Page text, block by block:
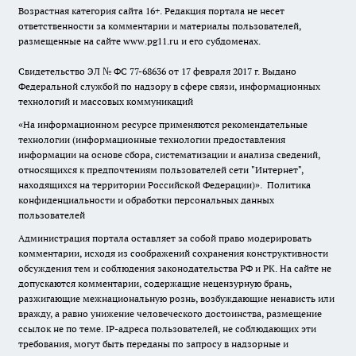
Возрастная категория сайта 16+. Редакция портала не несет
ответственности за комментарии и материалы пользователей,
размещенные на сайте www.pg11.ru и его субдоменах.
Свидетельство ЭЛ № ФС 77-68636 от 17 февраля 2017 г. Выдано
Федеральной службой по надзору в сфере связи, информационных
технологий и массовых коммуникаций
«На информационном ресурсе применяются рекомендательные
технологии (информационные технологии предоставления
информации на основе сбора, систематизации и анализа сведений,
относящихся к предпочтениям пользователей сети "Интернет",
находящихся на территории Российской Федерации)». Политика
конфиденциальности и обработки персональных данных
пользователей
Администрация портала оставляет за собой право модерировать
комментарии, исходя из соображений сохранения конструктивности
обсуждения тем и соблюдения законодательства РФ и РК. На сайте не
допускаются комментарии, содержащие нецензурную брань,
разжигающие межнациональную рознь, возбуждающие ненависть или
вражду, а равно унижение человеческого достоинства, размещение
ссылок не по теме. IP-адреса пользователей, не соблюдающих эти
требования, могут быть переданы по запросу в надзорные и